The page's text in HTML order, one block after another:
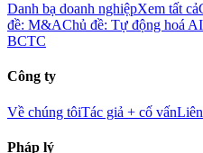
Danh bạ doanh nghiệpXem tất cả
đề: M&AChủ đề: Tự động hoá AI
BCTC
Công ty
Về chúng tôiTác giả + cố vấn
Pháp lý